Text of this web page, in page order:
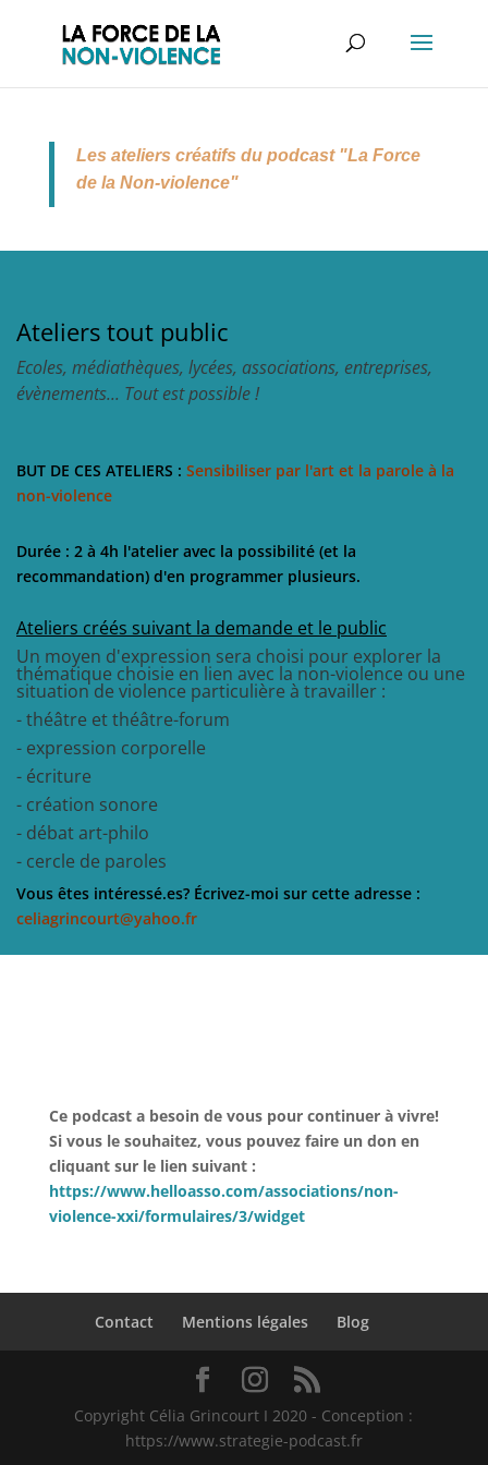
Les ateliers créatifs du podcast "La Force
de la Non-violence"
Ateliers tout public
Ecoles, médiathèques, lycées, associations, entreprises,
évènements... Tout est possible !
BUT DE CES ATELIERS : Sensibiliser par l'art et la parole à la
non-violence
Durée : 2 à 4h l'atelier avec la possibilité (et la
recommandation) d'en programmer plusieurs.
Ateliers créés suivant la demande et le public
Un moyen d'expression sera choisi pour explorer la
thématique choisie en lien avec la non-violence ou une
situation de violence particulière à travailler :
- théâtre et théâtre-forum
- expression corporelle
- écriture
- création sonore
- débat art-philo
- cercle de paroles
Vous êtes intéressé.es? Écrivez-moi sur cette adresse :
celiagrincourt@yahoo.fr
Ce podcast a besoin de vous pour continuer à vivre!
Si vous le souhaitez, vous pouvez faire un don en
cliquant sur le lien suivant :
https://www.helloasso.com/associations/non-
violence-xxi/formulaires/3/widget
Contact Mentions légales Blog
Copyright Célia Grincourt I 2020 - Conception :
https://www.strategie-podcast.fr